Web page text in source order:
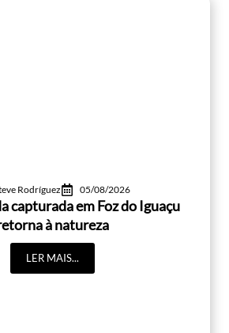
Rodríguez 05/08/2026
capturada em Foz do Iguaçu
à natureza
LER MAIS...